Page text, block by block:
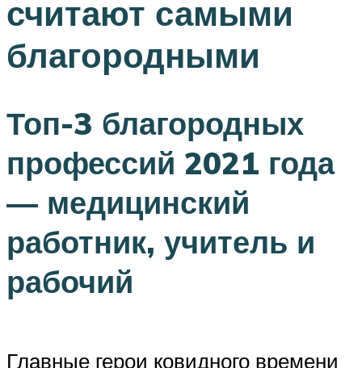
считают самыми
благородными
Топ-3 благородных
профессий 2021 года
— медицинский
работник, учитель и
рабочий
Главные герои ковидного времени